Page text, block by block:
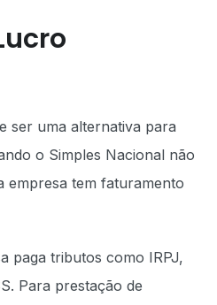
ser uma alternativa para
o Simples Nacional não
empresa tem faturamento
paga tributos como IRPJ,
Para prestação de